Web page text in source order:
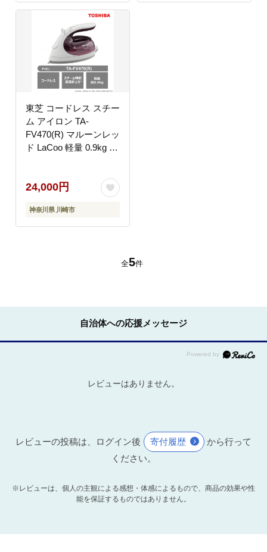
神奈川県 川崎市
東芝 コードレス スチー
ム アイロン TA-
FV470(R) マルーンレッ
ド LaCoo 軽量 0.9kg パ
ズ 素早い立ち上がり ケ
ース付き 家電 衣類 ラ
クー おすすめ 人気
TOSHIBA 神奈川県 川
24,000円
神奈川県 川崎市
全5件
自治体への応援メッセージ
レビューはありません。
レビューの投稿は、ログイン後 寄付履歴
から行って
ください。
※レビューは、個人の主観による感想・体感によるもので、商品の効果や性
能を保証するものではありません。